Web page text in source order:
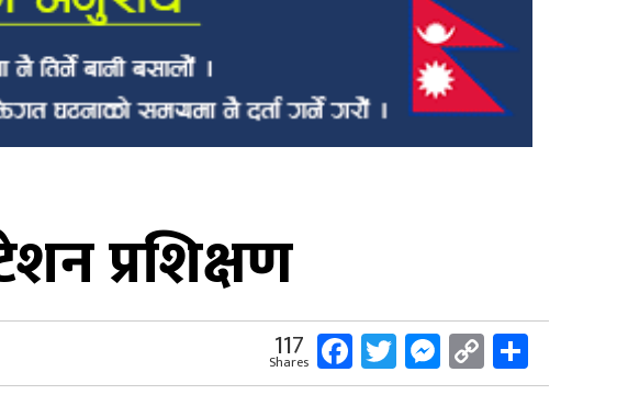
प्रशिक्षण
117
Shares Facebook
Twitter
Messenger
Copy
Link